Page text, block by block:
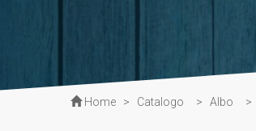
Home > Catalogo > Albo >